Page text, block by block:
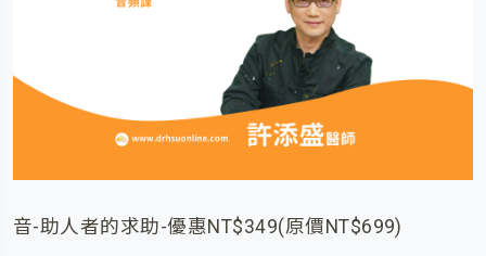
音-助人者的求助-優惠NT$349(原價NT$699)